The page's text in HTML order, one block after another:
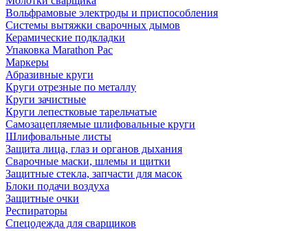
Вольфрамовые электроды и приспособления
Системы вытяжки сварочных дымов
Керамические подкладки
Упаковка Marathon Pac
Маркеры
Абразивные круги
Круги отрезные по металлу
Круги зачистные
Круги лепестковые тарельчатые
Самозацепляемые шлифовальные круги
Шлифовальные листы
Защита лица, глаз и органов дыхания
Сварочные маски, шлемы и щитки
Защитные стекла, запчасти для масок
Блоки подачи воздуха
Защитные очки
Респираторы
Спецодежда для сварщиков